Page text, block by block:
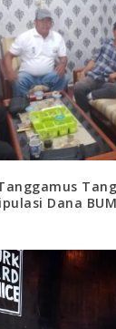
Dana